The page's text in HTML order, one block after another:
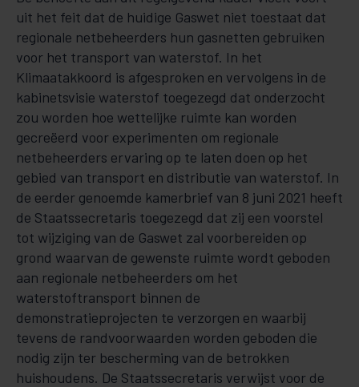
uit het feit dat de huidige Gaswet niet toestaat dat
regionale netbeheerders hun gasnetten gebruiken
voor het transport van waterstof. In het
Klimaatakkoord is afgesproken en vervolgens in de
kabinetsvisie waterstof toegezegd dat onderzocht
zou worden hoe wettelijke ruimte kan worden
gecreëerd voor experimenten om regionale
netbeheerders ervaring op te laten doen op het
gebied van transport en distributie van waterstof. In
de eerder genoemde kamerbrief van 8 juni 2021 heeft
de Staatssecretaris toegezegd dat zij een voorstel
tot wijziging van de Gaswet zal voorbereiden op
grond waarvan de gewenste ruimte wordt geboden
aan regionale netbeheerders om het
waterstoftransport binnen de
demonstratieprojecten te verzorgen en waarbij
tevens de randvoorwaarden worden geboden die
nodig zijn ter bescherming van de betrokken
huishoudens. De Staatssecretaris verwijst voor de